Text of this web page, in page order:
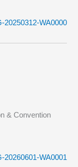
& Convention